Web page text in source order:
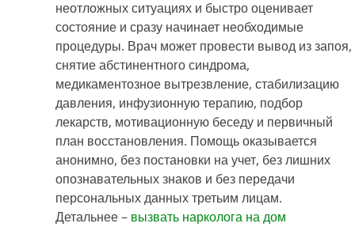
неотложных ситуациях и быстро оценивает
состояние и сразу начинает необходимые
процедуры. Врач может провести вывод из запоя,
снятие абстинентного синдрома,
медикаментозное вытрезвление, стабилизацию
давления, инфузионную терапию, подбор
лекарств, мотивационную беседу и первичный
план восстановления. Помощь оказывается
анонимно, без постановки на учет, без лишних
опознавательных знаков и без передачи
персональных данных третьим лицам.
Детальнее – вызвать нарколога на дом